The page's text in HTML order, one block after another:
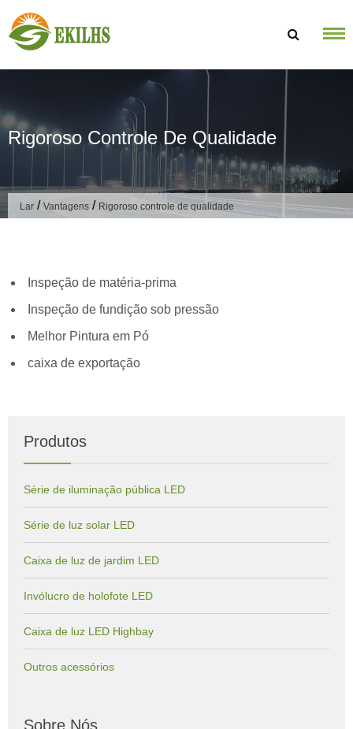
Rigoroso Controle De Qualidade
Lar / Vantagens / Rigoroso controle de qualidade
Inspeção de matéria-prima
Inspeção de fundição sob pressão
Melhor Pintura em Pó
caixa de exportação
Produtos
Série de iluminação pública LED
Série de luz solar LED
Caixa de luz de jardim LED
Invólucro de holofote LED
Caixa de luz LED Highbay
Outros acessórios
Sobre Nós